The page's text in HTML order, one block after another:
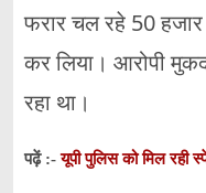
फरार चल रहे 50 हजार
कर लिया। आरोपी
रहा था।
पढ़ें :-यूपी पुलिस को मिल रही